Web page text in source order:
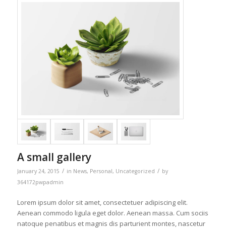
A small gallery
January 24, 2015 / in News, Personal, Uncategorized / by
364172pwpadmin
Lorem ipsum dolor sit amet, consectetuer adipiscing elit.
Aenean commodo ligula eget dolor. Aenean massa. Cum sociis
natoque penatibus et magnis dis parturient montes, nascetur